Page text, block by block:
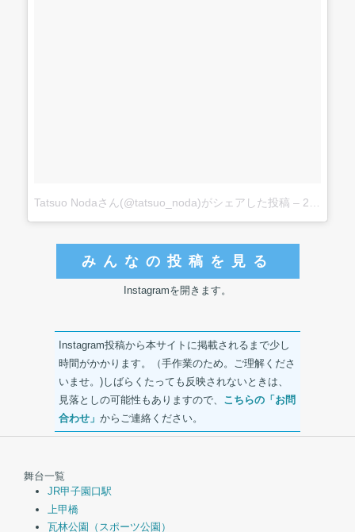
Tatsuo Nodaさん(@tatsuo_noda)がシェアした投稿 – 2017 6月 2 5:32午後 PDT
みんなの投稿を見る
Instagramを開きます。
Instagram投稿から本サイトに掲載されるまで少し
時間がかかります。（手作業のため。ご理解くださ
いませ。)しばらくたっても反映されないときは、
見落としの可能性もありますので、 こちらの「お問
合わせ」 からご連絡ください。
舞台一覧
JR甲子園口駅
上甲橋
瓦林公園（スポーツ公園）